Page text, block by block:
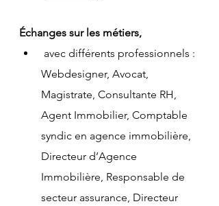
Échanges sur les métiers,
Webdesigner, Avocat,
Magistrate, Consultante RH,
Agent Immobilier, Comptable
syndic en agence immobilière,
Directeur d’Agence
Immobilière, Responsable de
secteur assurance, Directeur